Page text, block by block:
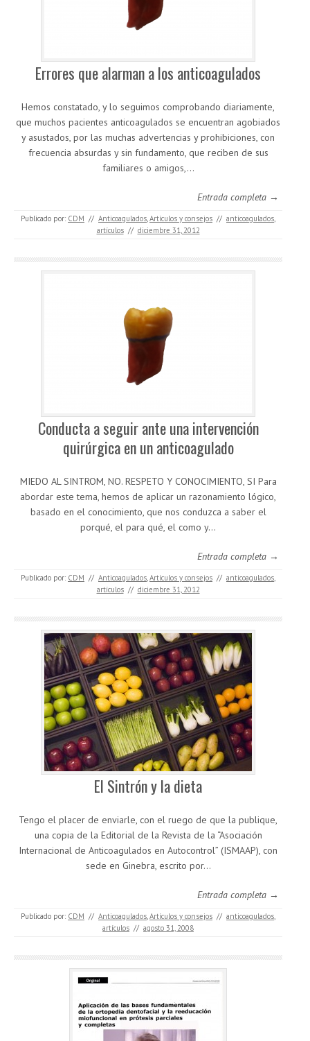
Errores que alarman a los anticoagulados
Hemos constatado, y lo seguimos comprobando diariamente,
que muchos pacientes anticoagulados se encuentran agobiados
y asustados, por las muchas advertencias y prohibiciones, con
frecuencia absurdas y sin fundamento, que reciben de sus
familiares o amigos,…
Entrada completa →
Publicado por: CDM // Anticoagulados,Artículos y consejos // anticoagulados,
artículos // diciembre 31, 2012
Conducta a seguir ante una intervención
quirúrgica en un anticoagulado
MIEDO AL SINTROM, NO. RESPETO Y CONOCIMIENTO, SI Para
abordar este tema, hemos de aplicar un razonamiento lógico,
basado en el conocimiento, que nos conduzca a saber el
porqué, el para qué, el como y…
Entrada completa →
Publicado por: CDM // Anticoagulados,Artículos y consejos // anticoagulados,
artículos // diciembre 31, 2012
El Sintrón y la dieta
Tengo el placer de enviarle, con el ruego de que la publique,
una copia de la Editorial de la Revista de la “Asociación
Internacional de Anticoagulados en Autocontrol” (ISMAAP), con
sede en Ginebra, escrito por…
Entrada completa →
Publicado por: CDM // Anticoagulados,Artículos y consejos // anticoagulados,
artículos // agosto 31, 2008